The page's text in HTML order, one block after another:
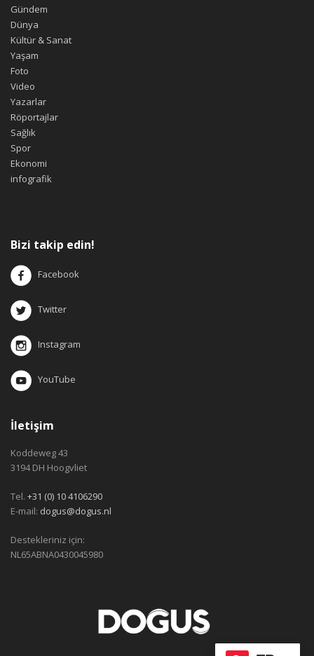
Gündem
Dünya
Kültür & Sanat
Yaşam
Foto
Video
Yazarlar
Röportajlar
Sağlık
Spor
Ekonomi
infografik
Bizi takip edin!
Facebook
Twitter
Instagram
YouTube
İletişim
Koddeweg 43
3194 DH Hoogvliet
Tel. +31 (0) 10 4106290
E-mail: dogus@dogus.nl
Destekleriniz için:
NL65ABNA0430045980